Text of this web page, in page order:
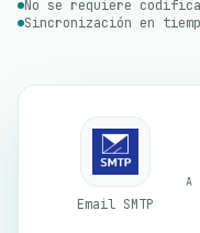
No se requiere
Sincronización en
Email SMTP
A